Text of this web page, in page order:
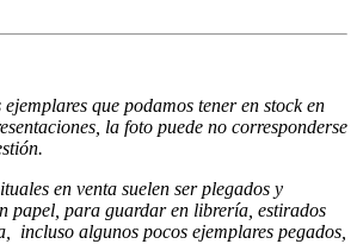
que podamos tener en stock en
la foto puede no corresponderse
en venta suelen ser plegados y
papel, para guardar en librería, estirados
incluso algunos pocos ejemplares pegados,